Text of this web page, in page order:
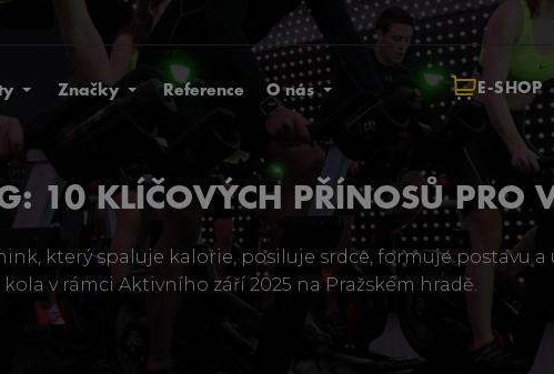
Značky Reference O nás E-SHOP
10 KLÍČOVÝCH PŘÍNOSŮ PRO
který spaluje kalorie, posiluje srdce, formuje postavu a
kola v rámci Aktivního září 2025 na Pražském hradě.